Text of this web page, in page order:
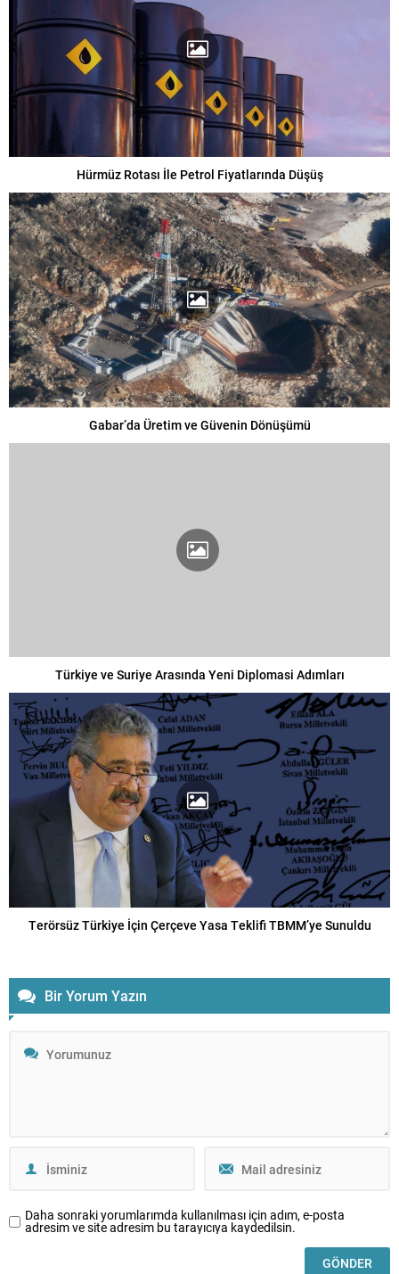
Hürmüz Rotası İle Petrol Fiyatlarında Düşüş
Gabar’da Üretim ve Güvenin Dönüşümü
Türkiye ve Suriye Arasında Yeni Diplomasi Adımları
Terörsüz Türkiye İçin Çerçeve Yasa Teklifi TBMM’ye Sunuldu
Bir Yorum Yazın
Daha sonraki yorumlarımda kullanılması için adım, e-posta
adresim ve site adresim bu tarayıcıya kaydedilsin.